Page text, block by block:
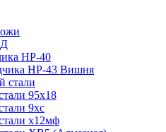
НР-40
НР-43 Вишня
стали
95х18
9хс
х12мф